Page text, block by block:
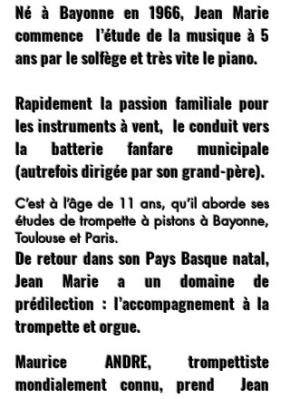
Né à Bayonne en 1966, Jean Marie
commence l’étude de la musique à 5
ans par le solfège et très vite le piano.
Rapidement la passion familiale pour
les instruments à vent, le conduit vers
la batterie fanfare municipale
(autrefois dirigée par son grand-père).
C’est à l’âge de 11 ans, qu’il aborde ses
études de trompette à pistons à Bayonne,
Toulouse et Paris.
De retour dans son Pays Basque natal,
Jean Marie a un domaine de
prédilection : l’accompagnement à la
trompette et orgue.
Maurice ANDRE, trompettiste
mondialement connu, prend Jean